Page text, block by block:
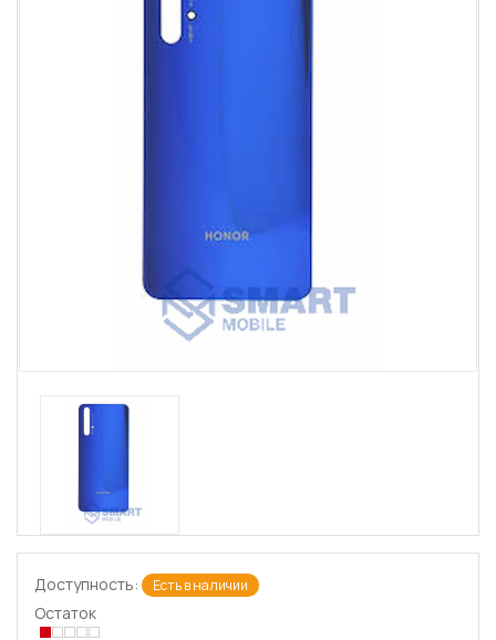
Доступность: Есть в наличии
Остаток